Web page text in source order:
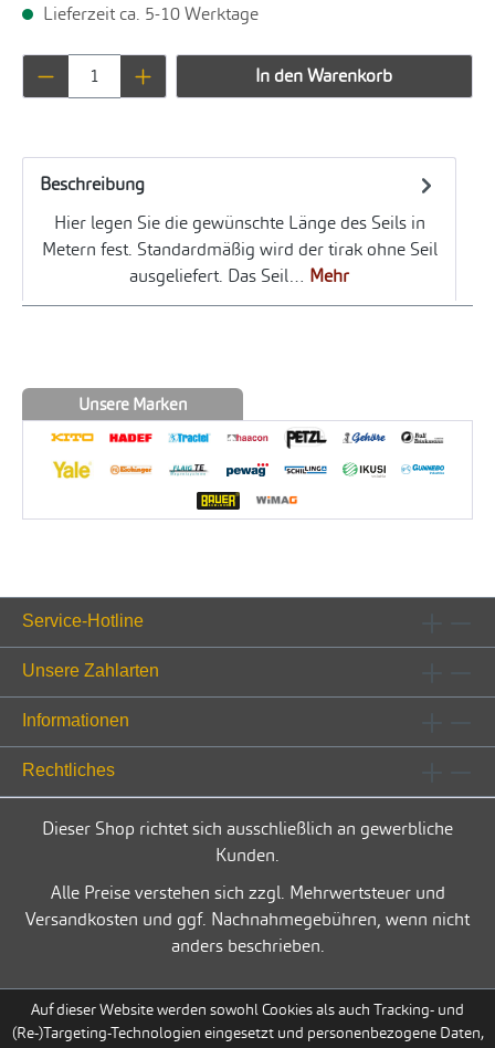
Lieferzeit ca. 5-10 Werktage
Produkt Anzahl: Gib den gewünschten
In den Warenkorb
Beschreibung
Hier legen Sie die gewünschte Länge des Seils in
Metern fest. Standardmäßig wird der tirak ohne Seil
ausgeliefert. Das Seil… Mehr
Unsere Marken
Service-Hotline
Unsere Zahlarten
Informationen
Rechtliches
Dieser Shop richtet sich ausschließlich an gewerbliche
Kunden.
Alle Preise verstehen sich zzgl. Mehrwertsteuer und
Versandkosten und ggf. Nachnahmegebühren, wenn nicht
anders beschrieben.
Auf dieser Website werden sowohl Cookies als auch Tracking- und
(Re-)Targeting-Technologien eingesetzt und personenbezogene Daten,